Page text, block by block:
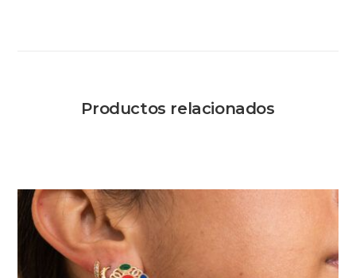
Productos relacionados